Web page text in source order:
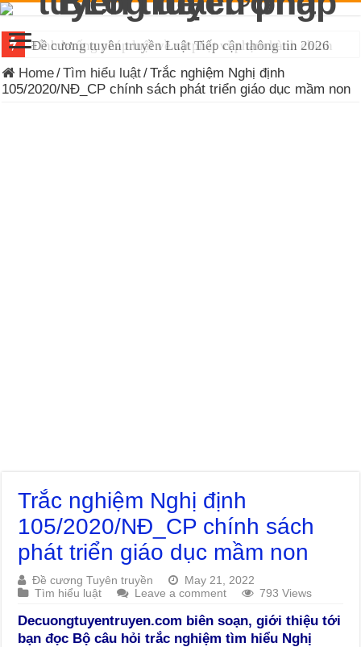
Đề cương tuyên truyền Luật Tiếp cận thông tin 2026
Home/Tìm hiểu luật/Trắc nghiệm Nghị định
105/2020/NĐ_CP chính sách phát triển giáo dục mầm non
Trắc nghiệm Nghị định
105/2020/NĐ_CP chính sách
phát triển giáo dục mầm non
Đề cương Tuyên truyền
May 21, 2022
Tìm hiểu luật
Leave a comment 793 Views
Decuongtuyentruyen.com biên soạn, giới thiệu tới
bạn đọc Bộ câu hỏi trắc nghiệm tìm hiểu Nghị